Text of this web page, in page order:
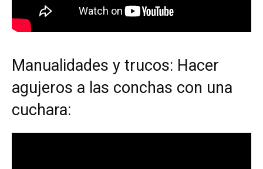
Manualidades y trucos: Hacer
agujeros a las conchas con una
cuchara: